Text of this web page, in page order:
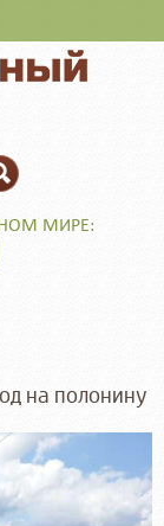
МИРЕ:
на полонину